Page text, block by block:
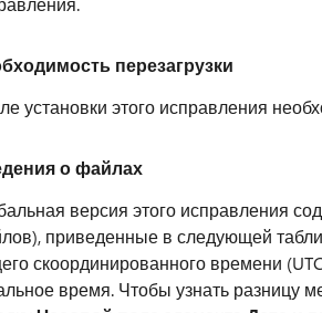
перезагрузки
установки этого исправления
о файлах
версия этого исправления
приведенные в следующей
скоординированного времени
время. Чтобы узнать разницу